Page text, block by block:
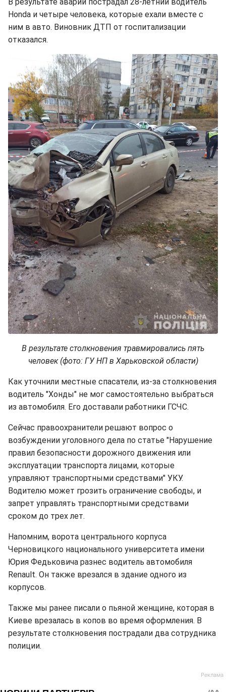
Honda и четыре человека, которые ехали вместе с
ним в авто. Виновник ДТП от госпитализации
отказался.
В результате столкновения травмировались пять
человек (фото: ГУ НП в Харьковской области)
Как уточнили местные спасатели, из-за столкновения
водитель "Хонды" не мог самостоятельно выбраться
из автомобиля. Его доставали работники ГСЧС.
Сейчас правоохранители решают вопрос о
возбуждении уголовного дела по статье "Нарушение
правил безопасности дорожного движения или
эксплуатации транспорта лицами, которые
управляют транспортными средствами" УКУ.
Водителю может грозить ограничение свободы, и
запрет управлять транспортными средствами
сроком до трех лет.
Напомним, ворота центрального корпуса
Черновицкого национального университета имени
Юрия Федьковича разнес водитель автомобиля
Renault. Он также врезался в здание одного из
корпусов.
Также мы ранее писали о пьяной женщине, которая в
Киеве врезалась в копов во время оформления. В
результате столкновения пострадали два сотрудника
полиции.